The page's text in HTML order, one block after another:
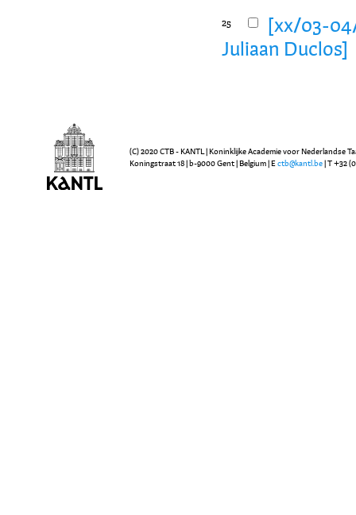
25
[xx/03-
Juliaan Duclos]
(C) 2020 CTB - KANTL | Koninklijke Academie voor Nederlandse
Koningstraat 18 | b-9000 Gent | Belgium | E ctb@kantl.be | T +32